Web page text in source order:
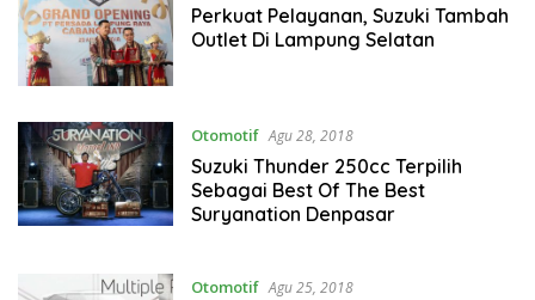
Perkuat Pelayanan, Suzuki Tambah
Outlet Di Lampung Selatan
Otomotif Agu 28, 2018
Suzuki Thunder 250cc Terpilih
Sebagai Best Of The Best
Suryanation Denpasar
Otomotif Agu 25, 2018